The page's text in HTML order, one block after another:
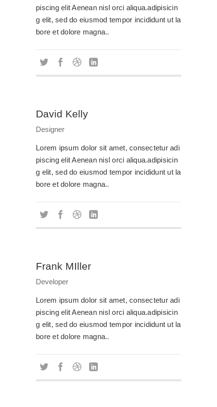
piscing elit Aenean nisl orci aliqua.adipisicin
g elit, sed do eiusmod tempor incididunt ut la
bore et dolore magna..
David Kelly
Designer
Lorem ipsum dolor sit amet, consectetur adi
piscing elit Aenean nisl orci aliqua.adipisicin
g elit, sed do eiusmod tempor incididunt ut la
bore et dolore magna..
Frank MIller
Developer
Lorem ipsum dolor sit amet, consectetur adi
piscing elit Aenean nisl orci aliqua.adipisicin
g elit, sed do eiusmod tempor incididunt ut la
bore et dolore magna..